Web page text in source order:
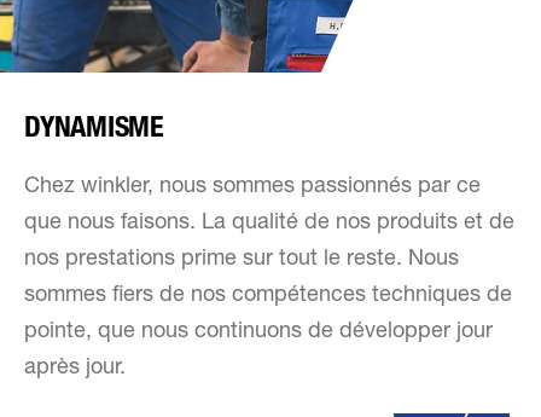
DYNAMISME
Chez winkler, nous sommes passionnés par ce
que nous faisons. La qualité de nos produits et de
nos prestations prime sur tout le reste. Nous
sommes fiers de nos compétences techniques de
pointe, que nous continuons de développer jour
après jour.